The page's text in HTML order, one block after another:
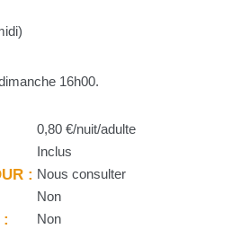
16h00.
0,80 €/nuit/adulte
Inclus
: Nous consulter
Non
: Non